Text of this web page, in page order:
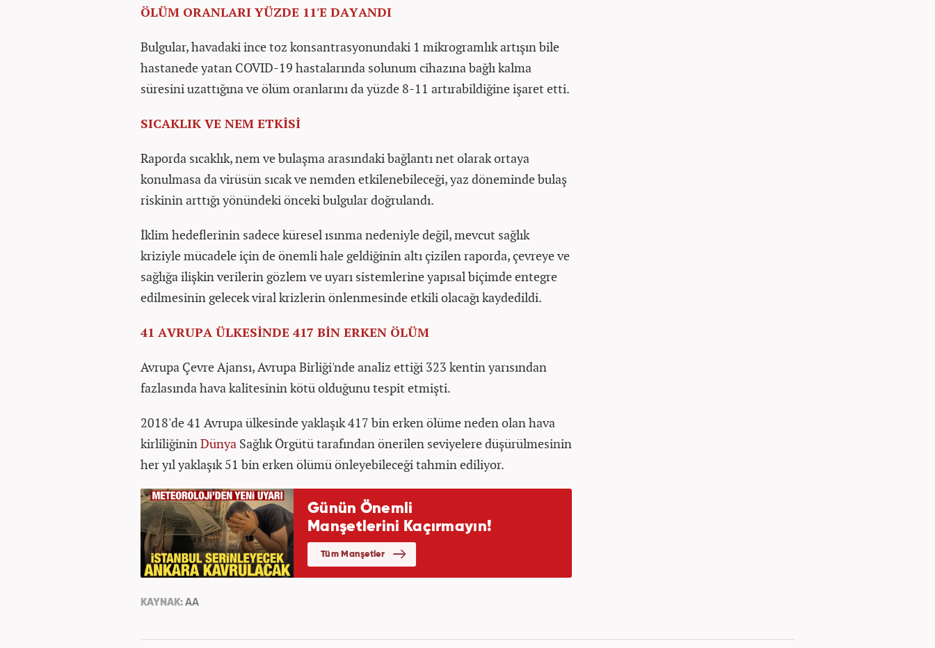
ÖLÜM ORANLARI YÜZDE 11'E DAYANDI
Bulgular, havadaki ince toz konsantrasyonundaki 1 mikrogramlık artışın bile
hastanede yatan COVID-19 hastalarında solunum cihazına bağlı kalma
süresini uzattığına ve ölüm oranlarını da yüzde 8-11 artırabildiğine işaret etti.
SICAKLIK VE NEM ETKİSİ
Raporda sıcaklık, nem ve bulaşma arasındaki bağlantı net olarak ortaya
konulmasa da virüsün sıcak ve nemden etkilenebileceği, yaz döneminde bulaş
riskinin arttığı yönündeki önceki bulgular doğrulandı.
İklim hedeflerinin sadece küresel ısınma nedeniyle değil, mevcut sağlık
kriziyle mücadele için de önemli hale geldiğinin altı çizilen raporda, çevreye ve
sağlığa ilişkin verilerin gözlem ve uyarı sistemlerine yapısal biçimde entegre
edilmesinin gelecek viral krizlerin önlenmesinde etkili olacağı kaydedildi.
41 AVRUPA ÜLKESİNDE 417 BİN ERKEN ÖLÜM
Avrupa Çevre Ajansı, Avrupa Birliği'nde analiz ettiği 323 kentin yarısından
fazlasında hava kalitesinin kötü olduğunu tespit etmişti.
2018'de 41 Avrupa ülkesinde yaklaşık 417 bin erken ölüme neden olan hava
kirliliğininDünya Sağlık Örgütü tarafından önerilen seviyelere düşürülmesinin
her yıl yaklaşık 51 bin erken ölümü önleyebileceği tahmin ediliyor.
KAYNAK: AA